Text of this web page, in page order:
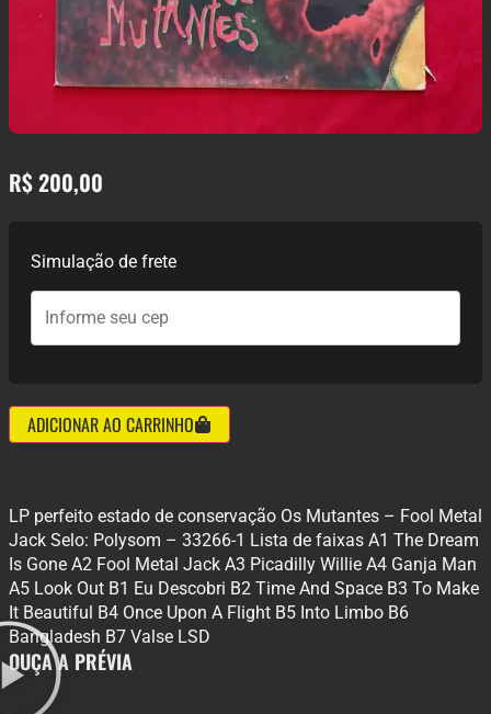
R$200,00
Simulação de frete
ADICIONAR AO CARRINHO
LP perfeito estado de conservação Os Mutantes ‎– Fool Metal
Jack Selo: Polysom ‎– 33266-1 Lista de faixas A1 The Dream
Is Gone A2 Fool Metal Jack A3 Picadilly Willie A4 Ganja Man
A5 Look Out B1 Eu Descobri B2 Time And Space B3 To Make
It Beautiful B4 Once Upon A Flight B5 Into Limbo B6
Bangladesh B7 Valse LSD
OUÇA A PRÉVIA